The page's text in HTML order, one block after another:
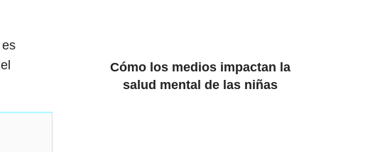
Cómo los medios impactan la
salud mental de las niñas